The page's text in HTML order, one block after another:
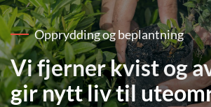
Opprydding og beplantning
Vi fjerner kvist og
gir nytt liv til